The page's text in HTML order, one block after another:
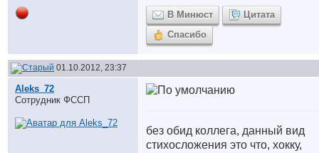
В Минюст
Цитата
Спасибо
01.10.2012, 23:37
Aleks_72
Сотрудник ФССП
без обид коллега, данный вид
стихосложения это что, хокку,